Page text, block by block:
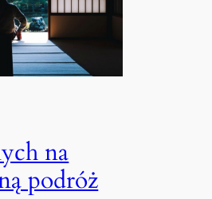
na
podróż